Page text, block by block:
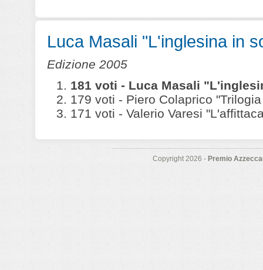
Luca Masali "L'inglesina in
Edizione 2005
181 voti - Luca Masali
179 voti - Piero Colaprico
171 voti - Valerio Varesi
Copyright 2026 - Premio